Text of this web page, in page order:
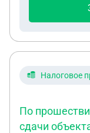
Налоговое
По
сдачи